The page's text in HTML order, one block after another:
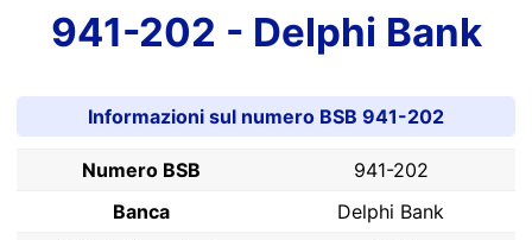
941-202 - Delphi Bank
Informazioni sul numero BSB 941-202
Numero BSB
941-202
Banca
Delphi Bank